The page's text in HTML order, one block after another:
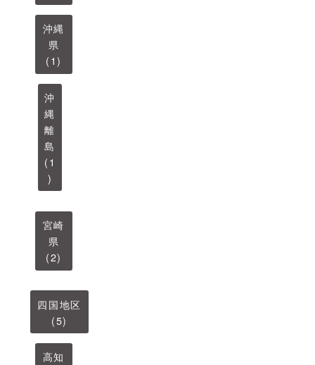
沖縄
県
(1)
沖
縄
離
島
(1
)
宮崎
県
(2)
四国地区
(5)
高知